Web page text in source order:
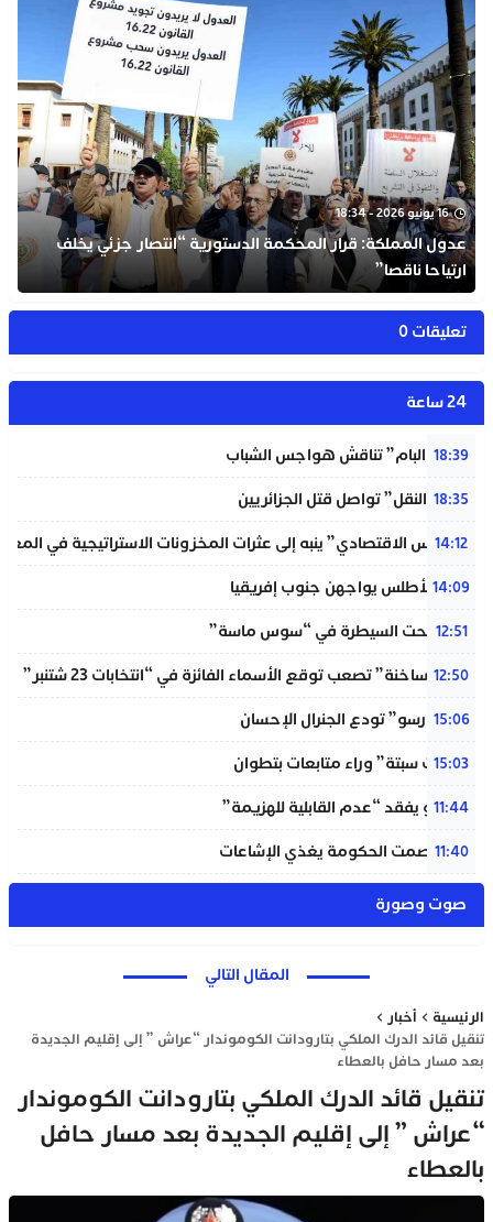
16 يونيو 2026 - 18:34
عدول المملكة: قرار المحكمة الدستورية “انتصار جزئي يخلف
ارتياحا ناقصا”
تعليقات 0
24 ساعة
18:39
شبيبة “البام” تناقش هواجس الشباب
18:35
“خردة النقل” تواصل قتل الجزائريين
14:12
“المجلس الاقتصادي” ينبه إلى عثرات المخزونات الاستراتيجية في
14:09
لبؤات الأطلس يواجهن جنوب إفريقيا
12:51
حريق تحت السيطرة في “سوس ماسة”
12:50
“دوائر ساخنة” تصعب توقع الأسماء الفائزة في “انتخابات 23 شتنبر”
15:06
“المينورسو” تودع الجنرال الإحسان
15:03
“أحداث سبتة” وراء متابعات بتطوان
11:44
إنفانتينو يفقد “عدم القابلية للهزيمة”
11:40
بنعلي: صمت الحكومة يغذي الإشاعات
صوت وصورة
المقال التالي
الرئيسية
أخبار
تنقيل قائد الدرك الملكي بتارودانت الكوموندار “عراش ” إلى إقليم الجديدة
بعد مسار حافل بالعطاء
تنقيل قائد الدرك الملكي بتارودانت الكوموندار
“عراش ” إلى إقليم الجديدة بعد مسار حافل
بالعطاء